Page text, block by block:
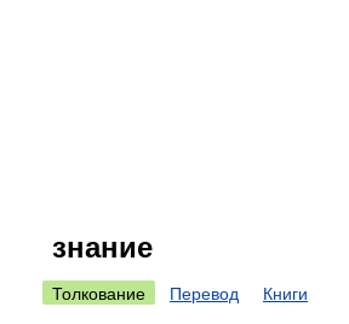
знание
Толкование Перевод Книги